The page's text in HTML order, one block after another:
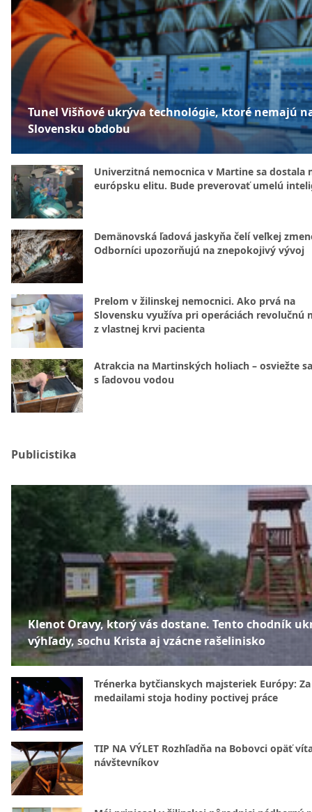
Tunel Višňové ukrýva technológie, ktoré nemajú
Slovensku obdobu
Univerzitná nemocnica v Martine sa dostala
európsku elitu. Bude preverovať umelú
Demänovská ľadová jaskyňa čelí veľkej
Odborníci upozorňujú na znepokojivý vývoj
Prelom v žilinskej nemocnici. Ako prvá na
Slovensku využíva pri operáciách revolučnú
z vlastnej krvi pacienta
Atrakcia na Martinských holiach – osviežte
s ľadovou vodou
Publicistika
Klenot Oravy, ktorý vás dostane. Tento chodník
výhľady, sochu Krista aj vzácne rašelinisko
Trénerka bytčianskych majsteriek Európy: Za
medailami stoja hodiny poctivej práce
TIP NA VÝLET Rozhľadňa na Bobovci opäť
návštevníkov